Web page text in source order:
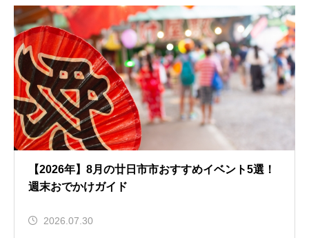
【2026年】8月の廿日市市おすすめイベント5選！
週末おでかけガイド
2026.07.30